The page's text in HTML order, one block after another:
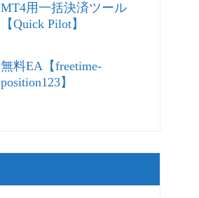
MT4用一括決済ツール
【Quick Pilot】
無料EA【freetime-
position123】